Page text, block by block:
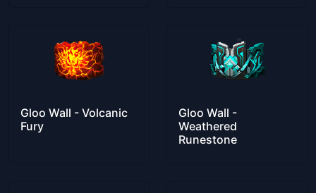
Gloo Wall - Volcanic
Fury
Gloo Wall -
Weathered
Runestone